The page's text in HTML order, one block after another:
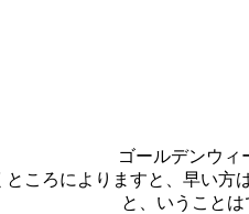
ゴールデンウィ
ところによりますと、早い方
と、いうこと